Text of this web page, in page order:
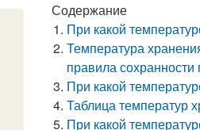
Содержание
При какой
Температура
правила сохранности
При какой
Таблица температур
При какой